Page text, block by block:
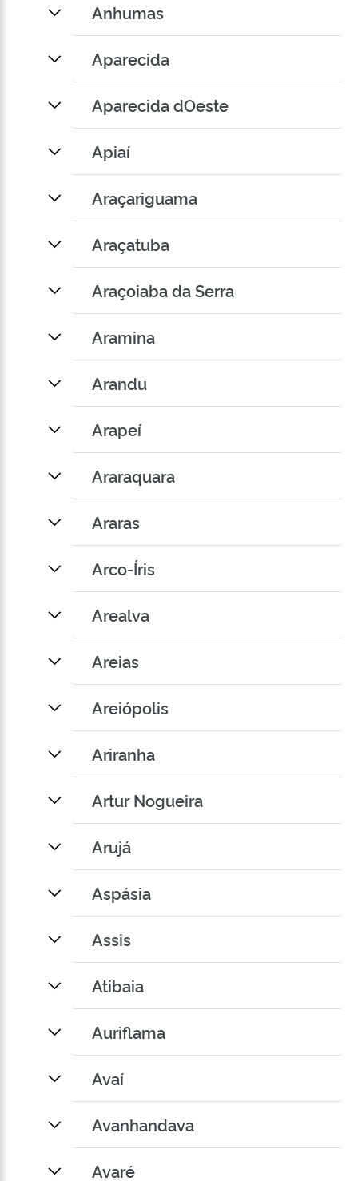
Anhumas
Aparecida
Aparecida dOeste
Apiaí
Araçariguama
Araçatuba
Araçoiaba da Serra
Aramina
Arandu
Arapeí
Araraquara
Araras
Arco-Íris
Arealva
Areias
Areiópolis
Ariranha
Artur Nogueira
Arujá
Aspásia
Assis
Atibaia
Auriflama
Avaí
Avanhandava
Avaré